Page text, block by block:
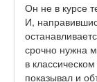
Он не в курсе
И,
срочно нужна
в
показывал и